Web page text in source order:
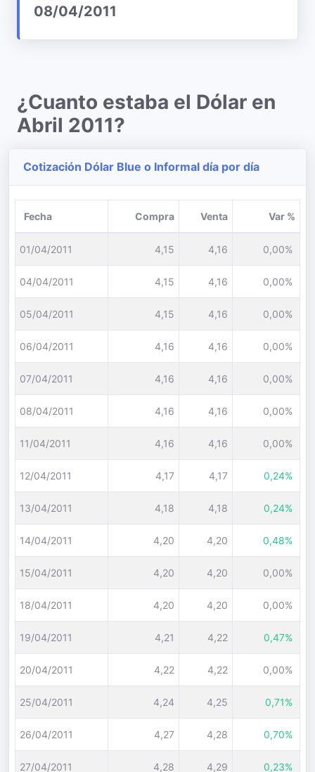
08/04/2011
¿Cuanto estaba el Dólar en
Abril 2011?
Cotización Dólar Blue o Informal día por día
Fecha Compra Venta Var %
01/04/2011 4,15 4,16 0,00%
04/04/2011 4,15 4,16 0,00%
05/04/2011 4,15 4,16 0,00%
06/04/2011 4,16 4,16 0,00%
07/04/2011 4,16 4,16 0,00%
08/04/2011 4,16 4,16 0,00%
11/04/2011 4,16 4,16 0,00%
12/04/2011 4,17 4,17 0,24%
13/04/2011 4,18 4,18 0,24%
14/04/2011 4,20 4,20 0,48%
15/04/2011 4,20 4,20 0,00%
18/04/2011 4,20 4,20 0,00%
19/04/2011 4,21 4,22 0,47%
20/04/2011 4,22 4,22 0,00%
25/04/2011 4,24 4,25 0,71%
26/04/2011 4,27 4,28 0,70%
27/04/2011 4,28 4,29 0,23%